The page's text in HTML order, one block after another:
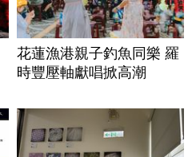
花蓮漁港親子釣魚同樂 羅
時豐壓軸獻唱掀高潮